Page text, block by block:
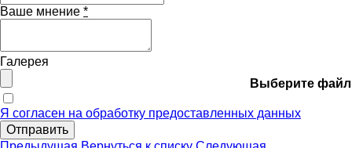
Ваше мнение *
Галерея
Выберите файл
Я согласен на обработку предоставленных данных
Отправить